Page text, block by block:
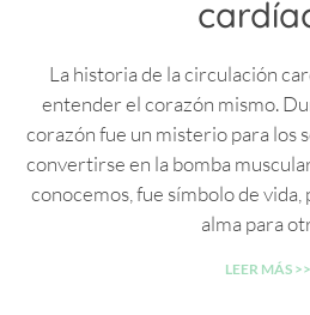
La historia de la circulación
entender el corazón mismo.
corazón fue un misterio para los
convertirse en la bomba
conocemos, fue símbolo de vida,
alma para
LEER MÁS >>